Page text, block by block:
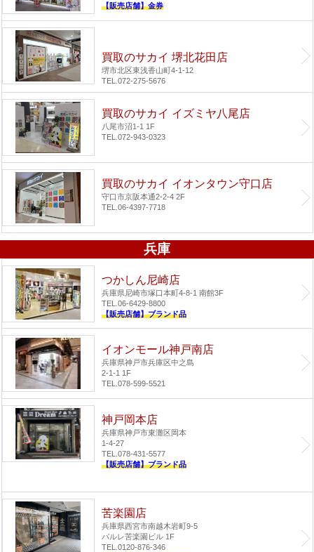
【販売店舗】金券
買取のサカイ 堺北花田店
堺市北区東浅香山町4-1-12
TEL.072-275-5676
買取のサカイ イズミヤ八尾店
八尾市沼1-1 1F
TEL.072-943-0323
買取のサカイ イオンタウン守口店
守口市京阪本通2-2-4 2F
TEL.06-4397-7718
兵庫
つかしん尼崎店
兵庫県尼崎市塚口本町4-8-1 南館3F
TEL.06-6429-8800
【販売店舗】ブランド品
イオンモール神戸南店
兵庫県神戸市兵庫区中之島
2-1-1 1F
TEL.078-599-5521
神戸岡本店
兵庫県神戸市東灘区岡本
1-4-27
TEL.078-431-5577
【販売店舗】ブランド品
苦楽園店
兵庫県西宮市南越木岩町9-5
パルレ苦楽園ビル 1F
TEL.0120-876-346